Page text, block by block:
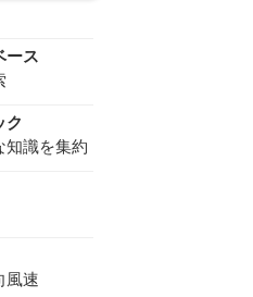
ース
ク
知識を集約
風速